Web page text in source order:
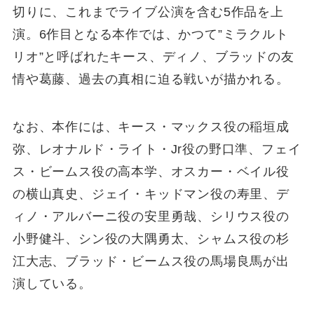
切りに、これまでライブ公演を含む5作品を上
演。6作目となる本作では、かつて”ミラクルト
リオ”と呼ばれたキース、ディノ、ブラッドの友
情や葛藤、過去の真相に迫る戦いが描かれる。
なお、本作には、キース・マックス役の稲垣成
弥、レオナルド・ライト・Jr役の野口準、フェイ
ス・ビームス役の高本学、オスカー・ベイル役
の横山真史、ジェイ・キッドマン役の寿里、デ
ィノ・アルバーニ役の安里勇哉、シリウス役の
小野健斗、シン役の大隅勇太、シャムス役の杉
江大志、ブラッド・ビームス役の馬場良馬が出
演している。